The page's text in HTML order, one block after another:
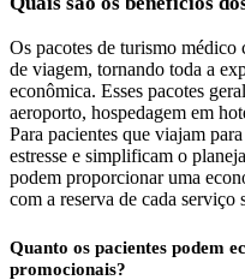
Os pacotes de turismo
de viagem, tornando toda a
econômica. Esses pacotes
aeroporto, hospedagem em
Para pacientes que viajam
estresse e simplificam o
podem proporcionar uma
com a reserva de cada serviço
Quanto os pacientes podem
promocionais?